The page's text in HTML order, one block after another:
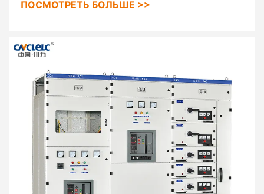
тока 50 Гц, номинальное напряжение 4KV.
ПОСМОТРЕТЬ БОЛЬШЕ >>